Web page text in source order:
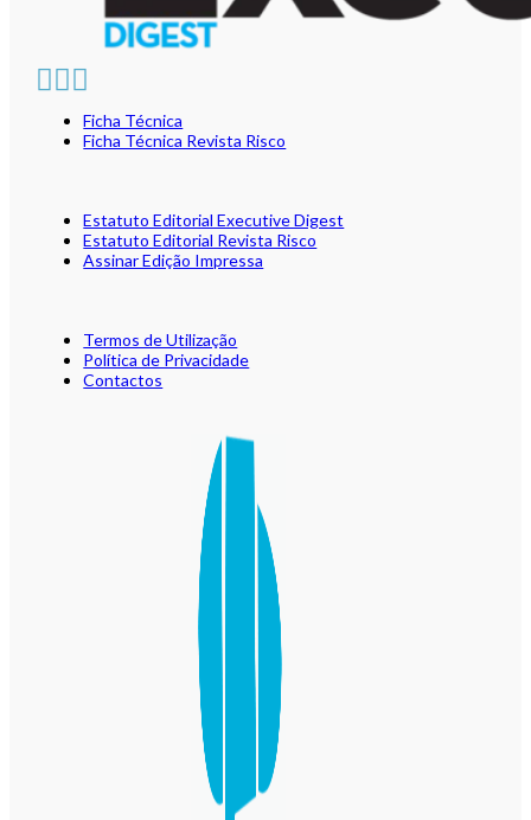
Ficha Técnica
Ficha Técnica Revista Risco
Estatuto Editorial Executive Digest
Estatuto Editorial Revista Risco
Assinar Edição Impressa
Termos de Utilização
Política de Privacidade
Contactos